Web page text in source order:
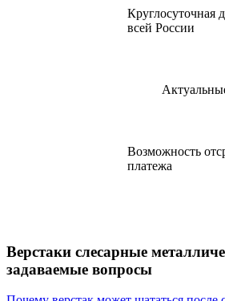
Круглосуточная
всей России
Возможность
платежа
Верстаки слесарные
задаваемые вопросы